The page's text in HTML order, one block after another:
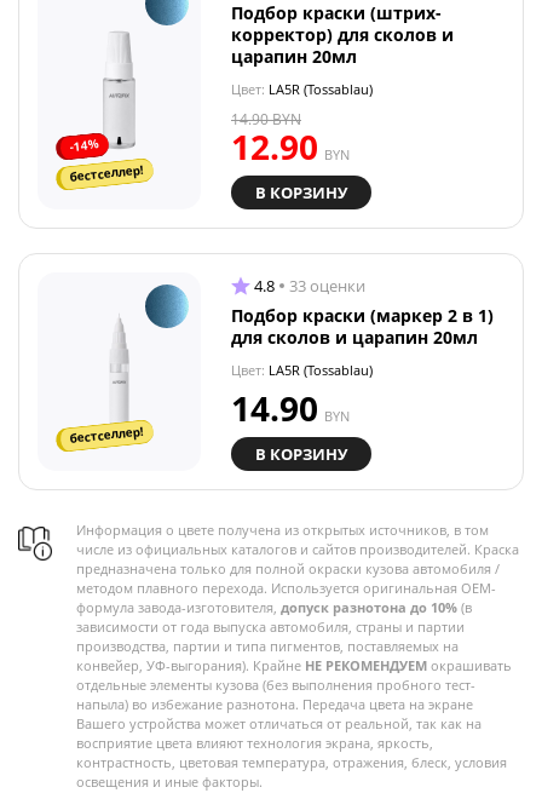
-14%
бестселлер!
Подбор краски (штрих-
корректор) для сколов и
царапин 20мл
Цвет: LA5R (Tossablau)
12.90 BYN
14.90BYN
В КОРЗИНУ
бестселлер!
4.8 33 оценки
Подбор краски (маркер 2 в 1)
для сколов и царапин 20мл
Цвет: LA5R (Tossablau)
14.90 BYN
В КОРЗИНУ
Информация о цвете получена из открытых источников, в том
числе из официальных каталогов и сайтов производителей. Краска
предназначена только для полной окраски кузова автомобиля /
методом плавного перехода. Используется оригинальная OEM-
формула завода-изготовителя, допуск разнотона до 10% (в
зависимости от года выпуска автомобиля, страны и партии
производства, партии и типа пигментов, поставляемых на
конвейер, УФ-выгорания). Крайне НЕ РЕКОМЕНДУЕМ окрашивать
отдельные элементы кузова (без выполнения пробного тест-
напыла) во избежание разнотона. Передача цвета на экране
Вашего устройства может отличаться от реальной, так как на
восприятие цвета влияют технология экрана, яркость,
контрастность, цветовая температура, отражения, блеск, условия
освещения и иные факторы.